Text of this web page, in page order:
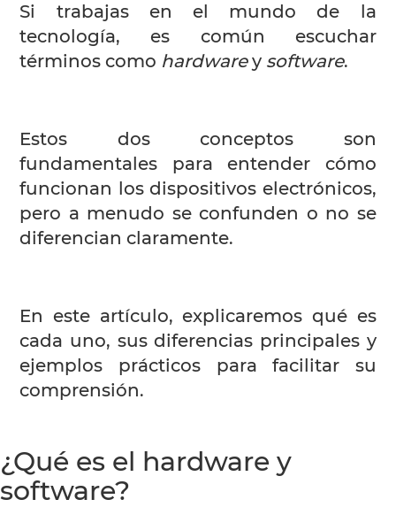
Si trabajas en el mundo de la
tecnología, es común escuchar
términos como hardwarey software.
Estos dos conceptos son
fundamentales para entender cómo
funcionan los dispositivos electrónicos,
pero a menudo se confunden o no se
diferencian claramente.
En este artículo, explicaremos qué es
cada uno, sus diferencias principales y
ejemplos prácticos para facilitar su
comprensión.
¿Qué es el hardware y
software?